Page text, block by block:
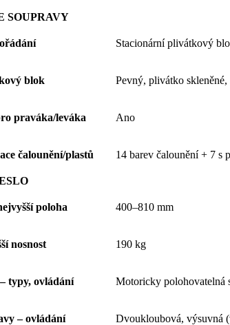
SOUPRAVY
Stacionární plivátkový
blok Pevný, plivátko
praváka/leváka Ano
čalounění/plastů 14 barev čalounění + 7
poloha 400–810 mm
nosnost 190 kg
typy, ovládání Motoricky polohovatelná
– ovládání Dvoukloubová, výsuvná